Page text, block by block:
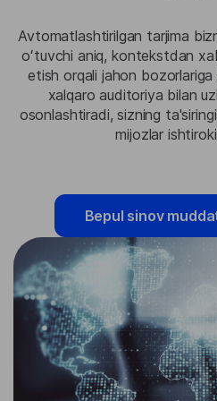
Avtomatlashtirilgan tarjima
oʻtuvchi aniq, kontekstdan
etish orqali jahon bozorlariga
xalqaro auditoriya bilan
osonlashtiradi, sizning
mijozlar
Bepul sinov